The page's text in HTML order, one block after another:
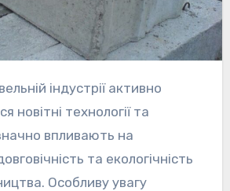
новітні технології та
впливають на
та екологічність
Особливу увагу